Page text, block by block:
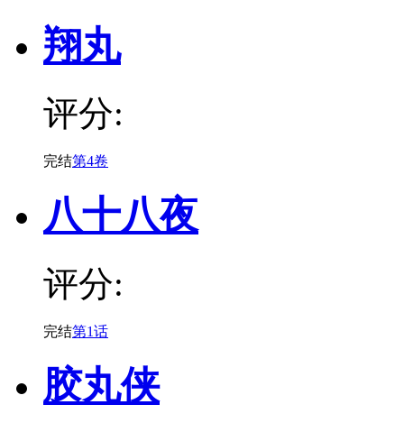
翔丸
评分:
完结第4卷
八十八夜
评分:
完结第1话
胶丸侠